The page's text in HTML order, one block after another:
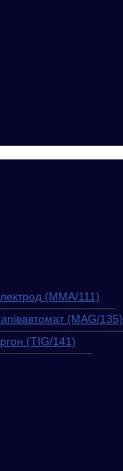
(MMA/111)
(MAG/135)
(TIG/141)